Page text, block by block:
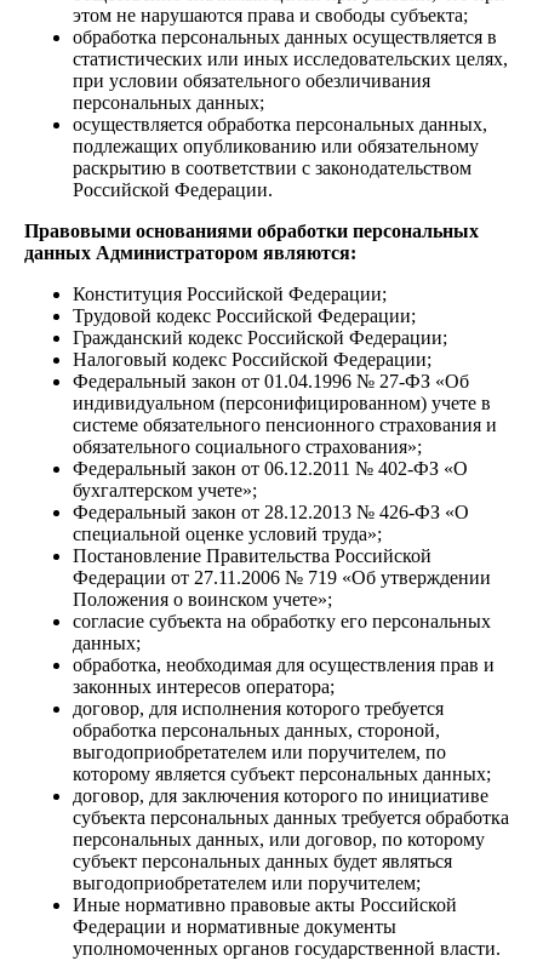
этом не нарушаются права и свободы субъекта;
обработка персональных данных осуществляется в
статистических или иных исследовательских целях,
при условии обязательного обезличивания
персональных данных;
осуществляется обработка персональных данных,
подлежащих опубликованию или обязательному
раскрытию в соответствии с законодательством
Российской Федерации.
Правовыми основаниями обработки персональных
данных Администратором являются:
Конституция Российской Федерации;
Трудовой кодекс Российской Федерации;
Гражданский кодекс Российской Федерации;
Налоговый кодекс Российской Федерации;
Федеральный закон от 01.04.1996 № 27-ФЗ «Об
индивидуальном (персонифицированном) учете в
системе обязательного пенсионного страхования и
обязательного социального страхования»;
Федеральный закон от 06.12.2011 № 402-ФЗ «О
бухгалтерском учете»;
Федеральный закон от 28.12.2013 № 426-ФЗ «О
специальной оценке условий труда»;
Постановление Правительства Российской
Федерации от 27.11.2006 № 719 «Об утверждении
Положения о воинском учете»;
согласие субъекта на обработку его персональных
данных;
обработка, необходимая для осуществления прав и
законных интересов оператора;
договор, для исполнения которого требуется
обработка персональных данных, стороной,
выгодоприобретателем или поручителем, по
которому является субъект персональных данных;
договор, для заключения которого по инициативе
субъекта персональных данных требуется обработка
персональных данных, или договор, по которому
субъект персональных данных будет являться
выгодоприобретателем или поручителем;
Иные нормативно правовые акты Российской
Федерации и нормативные документы
уполномоченных органов государственной власти.